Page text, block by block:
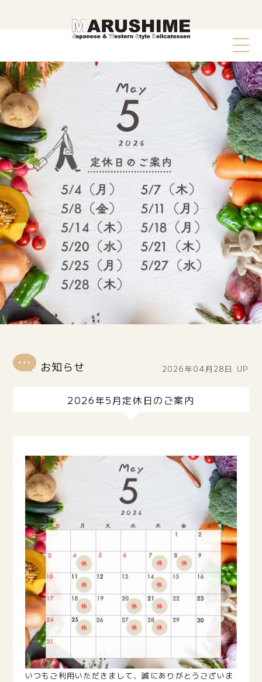
2026年04月28日 UP
2026年5月定休日のご案内
いつもご利用いただきまして、誠にありがとうございま